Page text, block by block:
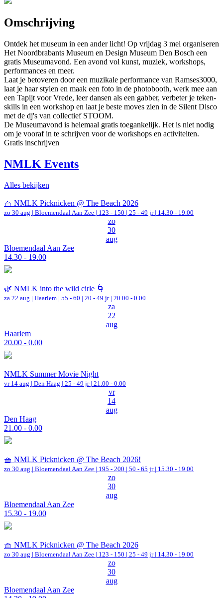
Omschrijving
Ontdek het museum in een ander licht! Op vrijdag 3 mei organiseren
Het Noordbrabants Museum en Design Museum Den Bosch een
gratis Museumavond. Een avond vol kunst, muziek, workshops,
performances en meer.
Laat je betoveren door een muzikale performance van Ramses3000,
laat je haar stylen en maak een foto in de photobooth, werk mee aan
een Tapijt voor Vrede, leer dansen als een gabber, verbeter je teken-
skills in een workshop en laat je beste moves zien in de Silent Disco
met de dj's van collectief STOOM.
De Museumavond is helemaal gratis toegankelijk. Het is niet nodig
om je vooraf in te schrijven voor de workshops en activiteiten.
Gratis inschrijven
NMLK Events
Alles bekijken
🧺 NMLK Picknicken @ The Beach 2026
zo 30 aug | Bloemendaal Aan Zee | 123 - 150 | 25 - 49 jr | 14.30 - 19.00
zo
30
aug
Bloemendaal Aan Zee
14.30 - 19.00
🌿 NMLK into the wild cirle 🌀
za 22 aug | Haarlem | 55 - 60 | 20 - 49 jr | 20.00 - 0.00
za
22
aug
Haarlem
20.00 - 0.00
NMLK Summer Movie Night
vr 14 aug | Den Haag | 25 - 49 jr | 21.00 - 0.00
vr
14
aug
Den Haag
21.00 - 0.00
🧺 NMLK Picknicken @ The Beach 2026!
zo 30 aug | Bloemendaal Aan Zee | 195 - 200 | 50 - 65 jr | 15.30 - 19.00
zo
30
aug
Bloemendaal Aan Zee
15.30 - 19.00
🧺 NMLK Picknicken @ The Beach 2026
zo 30 aug | Bloemendaal Aan Zee | 123 - 150 | 25 - 49 jr | 14.30 - 19.00
zo
30
aug
Bloemendaal Aan Zee